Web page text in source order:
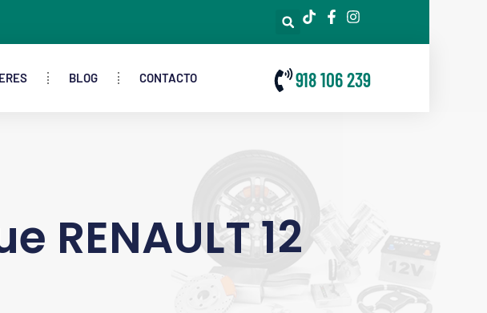
BLOG CONTACTO 918 106 239
12